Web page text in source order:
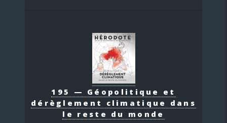
195 — Géopolitique et
dérèglement climatique dans
le reste du monde